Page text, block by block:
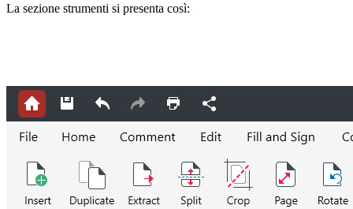
La sezione strumenti si presenta così: